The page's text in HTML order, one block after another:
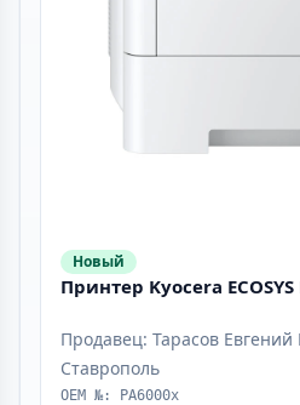
Новый
Принтер Kyocera ECOSYS
Продавец: Тарасов
Ставрополь
OEM №: PA6000x